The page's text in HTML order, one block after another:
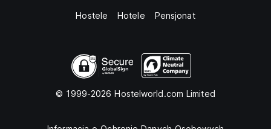
Hostele Hotele Pensjonat
© 1999-2026 Hostelworld.com Limited